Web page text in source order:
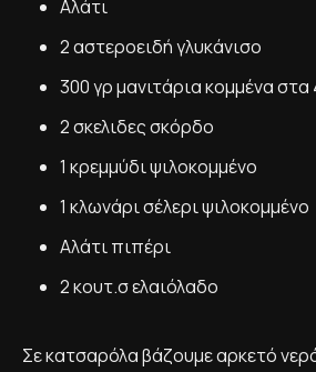
Αλάτι
2 αστεροειδή γλυκάνισο
300 γρ μανιτάρια κομμένα στα
2 σκελιδες σκόρδο
1 κρεμμύδι ψιλοκομμένο
1 κλωνάρι σέλερι ψιλοκομμένο
Αλάτι πιπέρι
2 κουτ.σ ελαιόλαδο
Σε κατσαρόλα βάζουμε αρκετό